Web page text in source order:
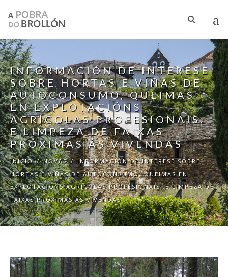
INFORMACIÓN DE INTERESE
SOBRE HORTAS E VIÑAS DE
AUTOCONSUMO, QUEIMAS
EN EXPLOTACIÓNS
AGRÍCOLAS PROFESIONAIS,
E LIMPEZA DE FAIXAS
PRÓXIMAS ÁS VIVENDAS
INICIO / NOVAS / INFORMACIÓN DE INTERESE SOBRE
HORTAS E VIÑAS DE AUTOCONSUMO, QUEIMAS EN
EXPLOTACIÓNS AGRÍCOLAS PROFESIONAIS, E LIMPEZA DE
FAIXAS PRÓXIMAS ÁS VIVENDAS